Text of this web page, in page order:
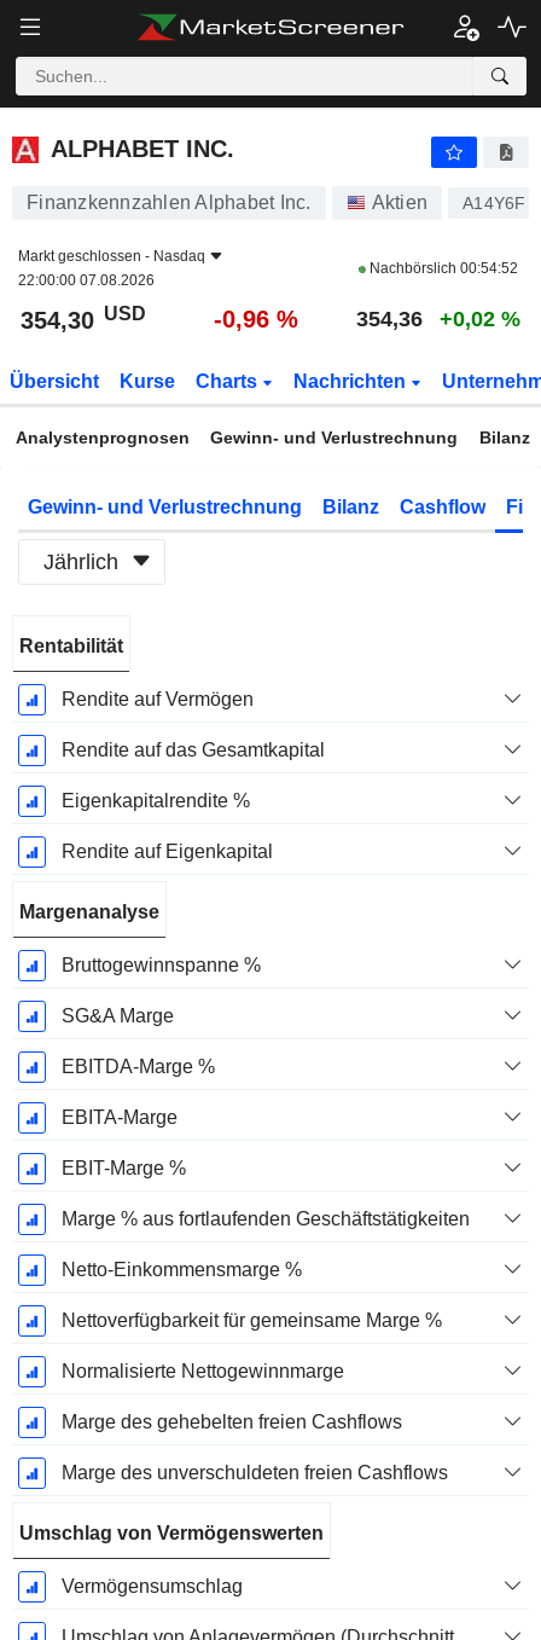
ALPHABET INC.
ALPHABET INC.
Finanzkennzahlen Alphabet Inc. Aktien A14Y6F
Markt geschlossen - Nasdaq
22:00:00 07.08.2026
Nachbörslich 00:54:52
354,30 USD -0,96 % 354,36 +0,02 %
Übersicht Kurse Charts Nachrichten
Analystenprognosen Gewinn- und Verlustrechnung Bilanz
Gewinn- und Verlustrechnung Bilanz Cashflow
Jährlich
Geschäftsjahres:
Dezember
Rentabilität
Rendite auf Vermögen
Rendite auf das Gesamtkapital
Eigenkapitalrendite %
Rendite auf Eigenkapital
Margenanalyse
Bruttogewinnspanne %
SG&A Marge
EBITDA-Marge %
EBITA-Marge
EBIT-Marge %
Marge % aus fortlaufenden Geschäftstätigkeiten
Netto-Einkommensmarge %
Nettoverfügbarkeit für gemeinsame Marge %
Normalisierte Nettogewinnmarge
Marge des gehebelten freien Cashflows
Marge des unverschuldeten freien Cashflows
Umschlag von Vermögenswerten
Vermögensumschlag